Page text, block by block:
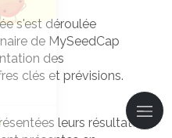
s'est déroulée
de MySeedCap
des
clés et prévisions.
leurs résultats,